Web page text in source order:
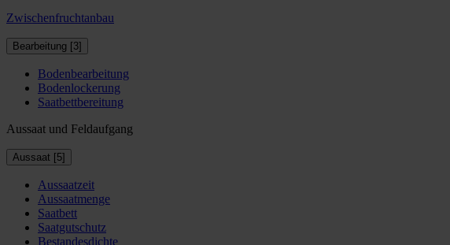
Zwischenfruchtanbau
Bearbeitung [3]
Bodenbearbeitung
Bodenlockerung
Saatbettbereitung
Aussaat und Feldaufgang
Aussaat [5]
Aussaatzeit
Aussaatmenge
Saatbett
Saatgutschutz
Bestandesdichte